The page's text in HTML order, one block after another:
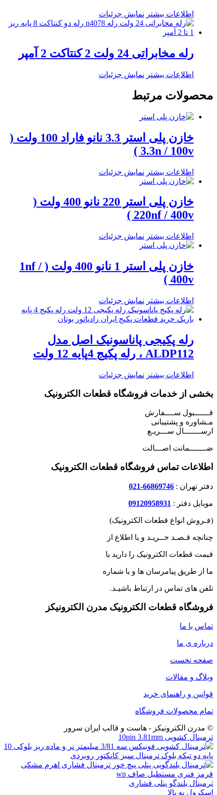
اطلاعات بیشتر نمایش جزئیات
رله مخابراتی 24 ولت 2 کنتاکت 2 آمپر
اطلاعات بیشتر نمایش جزئیات
محصولات مرتبط
خازن پلی استر 3.3 نانو فاراد 100 ولت (
3.3n / 100v )
اطلاعات بیشتر نمایش جزئیات
خازن پلی استر 220 نانو 400 ولت (
220nf / 400v )
اطلاعات بیشتر نمایش جزئیات
خازن پلی استر 1 نانو 400 ولت ( 1nf /
400v )
اطلاعات بیشتر نمایش جزئیات
رله پکیجی پاناسونیک اصل مدل
ALDP112 ، رله پکیج 4پایه 12 ولت
اطلاعات بیشتر نمایش جزئیات
بخشی از خدمات فروشگاه قطعات الکترونیک
قــــــبول ســــفارش
مـشاوره و پشتیبانی
ارســـــــال ســـریـع
ضـــــــمانت اصـــالت
اطلاعات تماس فروشگاه قطعات الکترونیک
دفتر تهران : 66869746-021
موبایل دفتر : 09120958931
(فـروش انواع قطعات الکترونیک)
چنانچه قـصـد خــریـد و یا اطلاع از
قیمت قطعات الکترونیک را دارید با
ما از طریق پیامرسان ها و یا شماره
تلفن های تماس در ارتباط باشیـد.
فروشگاه قطعات الکترونیک مدرن الکترونیکز
تماس با ما
درباره ی ما
صفحه نخست
وبلاگ و مقالات
قوانین و راهنمای خرید
تمام محصولات فروشگاه
© مدرن الکترونیکز - هاست و قالب ایران سرور
ترمینال کشویی 10pin 3.81mm
ترمینال بلندگو پنلی فشاری
اسکرول به بالا